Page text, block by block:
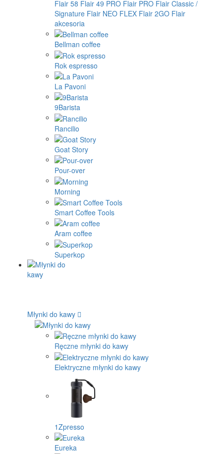
Flair 58 Flair 49 PRO Flair PRO Flair Classic /
Signature Flair NEO FLEX Flair 2GO Flair
akcesoria
Bellman coffee
Rok espresso
La Pavoni
9Barista
Rancilio
Goat Story
Pour-over
Morning
Smart Coffee Tools
Aram coffee
Superkop
Młynki do kawy
Ręczne młynki do kawy
Elektryczne młynki do kawy
1Zpresso
Eureka